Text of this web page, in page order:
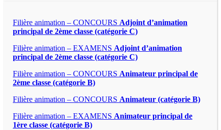
Filière animation – CONCOURS Adjoint d’animation
principal de 2ème classe (catégorie C)
Filière animation – EXAMENS Adjoint d’animation
principal de 2ème classe (catégorie C)
Filière animation – CONCOURS Animateur principal de
2ème classe (catégorie B)
Filière animation – CONCOURS Animateur (catégorie B)
Filière animation – EXAMENS Animateur principal de
1ère classe (catégorie B)